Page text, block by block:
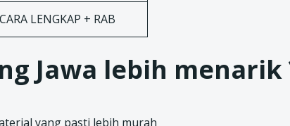
LENGKAP + RAB
Jawa lebih menarik
yang pasti lebih murah